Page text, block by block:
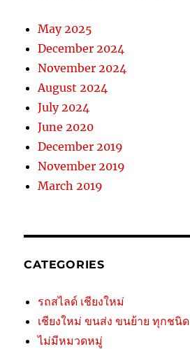
May 2025
December 2024
November 2024
August 2024
July 2024
June 2020
December 2019
November 2019
March 2019
CATEGORIES
รถสไลด์ เชียงใหม่
เชียงใหม่ ขนส่ง ขนย้าย ทุกชนิด
ไม่มีหมวดหมู่